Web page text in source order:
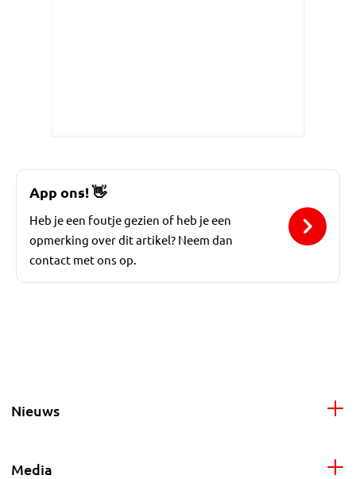
App ons!👋
Heb je een foutje gezien of heb je een
opmerking over dit artikel? Neem dan
contact met ons op.
Nieuws
Media